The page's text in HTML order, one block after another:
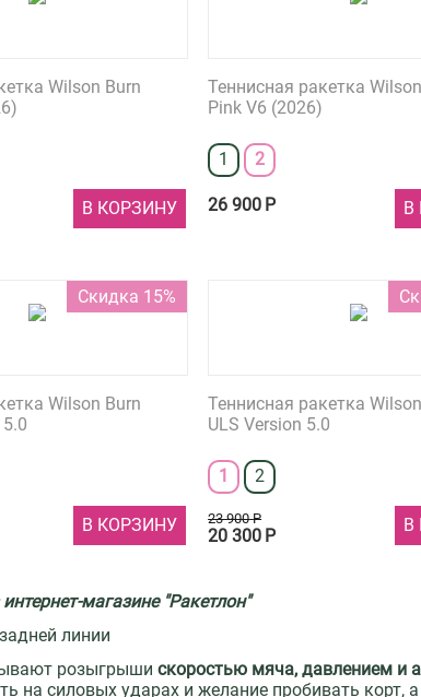
Wilson Burn
В КОРЗИНУ
Теннисная ракетка
Pink V6 (2026)
1 2
26 900 Р В
Скидка 15%
Wilson Burn
В КОРЗИНУ
Теннисная ракетка
ULS Version 5.0
1 2
23 900 Р
20 300 Р
В
магазине "Ракетлон"
линии
розыгрышискоростью мяча, давлением и
на силовых ударах и желание пробивать корт,